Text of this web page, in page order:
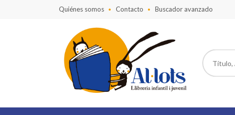
Quiénes somos Contacto Buscador avanzado